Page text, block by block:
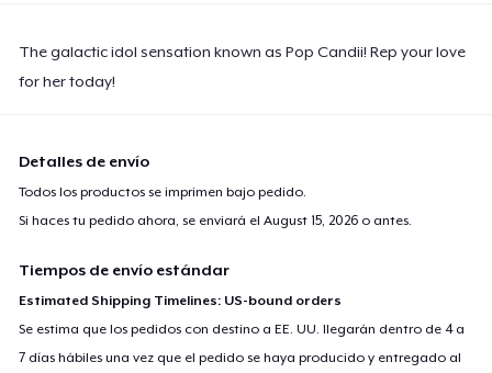
The galactic idol sensation known as Pop Candii! Rep your love
for her today!
Detalles de envío
Todos los productos se imprimen bajo pedido.
Si haces tu pedido ahora, se enviará elAugust 15, 2026 o antes.
Tiempos de envío estándar
Estimated Shipping Timelines: US-bound orders
Se estima que los pedidos con destino a EE. UU. llegarán dentro de 4 a
7 días hábiles una vez que el pedido se haya producido y entregado al